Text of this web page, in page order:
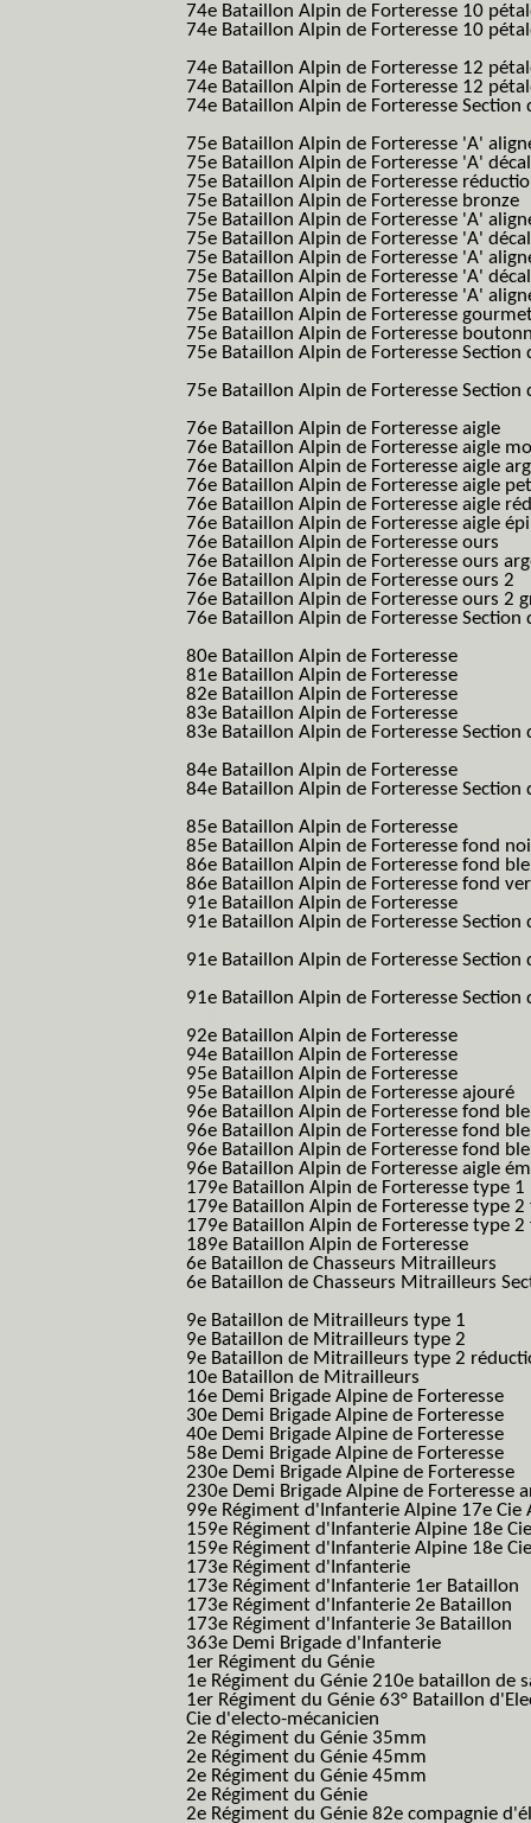
74e Bataillon Alpin de Forteresse 10
74e Bataillon Alpin de Forteresse 10
74e Bataillon Alpin de Forteresse 12
74e Bataillon Alpin de Forteresse 12
74e Bataillon Alpin de Forteresse
75e Bataillon Alpin de Forteresse 'A'
75e Bataillon Alpin de Forteresse 'A'
75e Bataillon Alpin de Forteresse
75e Bataillon Alpin de Forteresse bronze
75e Bataillon Alpin de Forteresse 'A'
75e Bataillon Alpin de Forteresse 'A'
75e Bataillon Alpin de Forteresse 'A'
75e Bataillon Alpin de Forteresse 'A'
75e Bataillon Alpin de Forteresse 'A'
75e Bataillon Alpin de Forteresse
75e Bataillon Alpin de Forteresse
75e Bataillon Alpin de Forteresse
75e Bataillon Alpin de Forteresse
76e Bataillon Alpin de Forteresse aigle
76e Bataillon Alpin de Forteresse aigle
76e Bataillon Alpin de Forteresse aigle
76e Bataillon Alpin de Forteresse aigle
76e Bataillon Alpin de Forteresse aigle
76e Bataillon Alpin de Forteresse aigle
76e Bataillon Alpin de Forteresse ours
76e Bataillon Alpin de Forteresse ours
76e Bataillon Alpin de Forteresse ours 2
76e Bataillon Alpin de Forteresse ours 2
76e Bataillon Alpin de Forteresse
80e Bataillon Alpin de Forteresse
81e Bataillon Alpin de Forteresse
82e Bataillon Alpin de Forteresse
83e Bataillon Alpin de Forteresse
83e Bataillon Alpin de Forteresse
84e Bataillon Alpin de Forteresse
84e Bataillon Alpin de Forteresse
85e Bataillon Alpin de Forteresse
85e Bataillon Alpin de Forteresse fond
86e Bataillon Alpin de Forteresse fond
86e Bataillon Alpin de Forteresse fond
91e Bataillon Alpin de Forteresse
91e Bataillon Alpin de Forteresse
91e Bataillon Alpin de Forteresse
91e Bataillon Alpin de Forteresse
92e Bataillon Alpin de Forteresse
94e Bataillon Alpin de Forteresse
95e Bataillon Alpin de Forteresse
95e Bataillon Alpin de Forteresse ajouré
96e Bataillon Alpin de Forteresse fond
96e Bataillon Alpin de Forteresse fond
96e Bataillon Alpin de Forteresse fond
96e Bataillon Alpin de Forteresse aigle
179e Bataillon Alpin de Forteresse type 1
179e Bataillon Alpin de Forteresse type
179e Bataillon Alpin de Forteresse type
189e Bataillon Alpin de Forteresse
6e Bataillon de Chasseurs Mitrailleurs
6e Bataillon de Chasseurs Mitrailleurs
9e Bataillon de Mitrailleurs type 1
9e Bataillon de Mitrailleurs type 2
9e Bataillon de Mitrailleurs type 2
10e Bataillon de Mitrailleurs
16e Demi Brigade Alpine de Forteresse
30e Demi Brigade Alpine de Forteresse
40e Demi Brigade Alpine de Forteresse
58e Demi Brigade Alpine de Forteresse
230e Demi Brigade Alpine de Forteresse
230e Demi Brigade Alpine de Forteresse
99e Régiment d'Infanterie Alpine 17e
159e Régiment d'Infanterie Alpine 18e
159e Régiment d'Infanterie Alpine 18e
173e Régiment d'Infanterie
173e Régiment d'Infanterie 1er Bataillon
173e Régiment d'Infanterie 2e Bataillon
173e Régiment d'Infanterie 3e Bataillon
363e Demi Brigade d'Infanterie
1er Régiment du Génie
1e Régiment du Génie 210e bataillon de
1er Régiment du Génie 63° Bataillon
Cie d'electo-mécanicien
2e Régiment du Génie 35mm
2e Régiment du Génie 45mm
2e Régiment du Génie 45mm
2e Régiment du Génie
2e Régiment du Génie 82e compagnie